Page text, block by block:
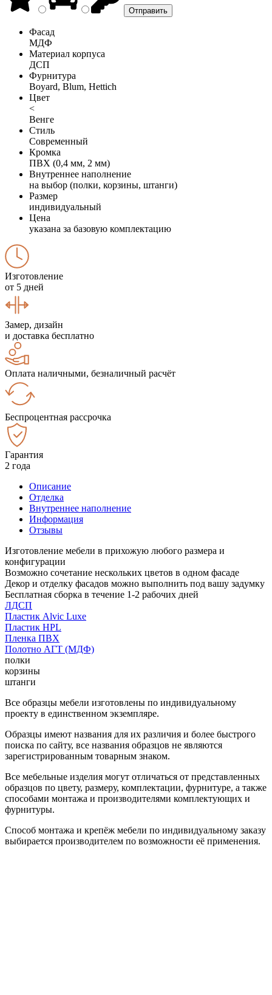
Фасад
МДФ
Материал корпуса
ДСП
Фурнитура
Boyard, Blum, Hettich
Цвет
<
Венге
Стиль
Современный
Кромка
ПВХ (0,4 мм, 2 мм)
Внутреннее наполнение
на выбор (полки, корзины, штанги)
Размер
индивидуальный
Цена
указана за базовую комплектацию
Изготовление
от 5 дней
Замер, дизайн
и доставка бесплатно
Оплата наличными, безналичный расчёт
Беспроцентная рассрочка
Гарантия
2 года
Описание
Отделка
Внутреннее наполнение
Информация
Отзывы
Изготовление мебели в прихожую любого размера и
конфигурации
Возможно сочетание нескольких цветов в одном фасаде
Декор и отделку фасадов можно выполнить под вашу задумку
Бесплатная сборка в течение 1-2 рабочих дней
ЛДСП
Пластик Alvic Luxe
Пластик HPL
Пленка ПВХ
Полотно АГТ (МДФ)
полки
корзины
штанги
Все образцы мебели изготовлены по индивидуальному
проекту в единственном экземпляре.
Образцы имеют названия для их различия и более быстрого
поиска по сайту, все названия образцов не являются
зарегистрированным товарным знаком.
Все мебельные изделия могут отличаться от представленных
образцов по цвету, размеру, комплектации, фурнитуре, а также
способами монтажа и производителями комплектующих и
фурнитуры.
Способ монтажа и крепёж мебели по индивидуальному заказу
выбирается производителем по возможности её применения.